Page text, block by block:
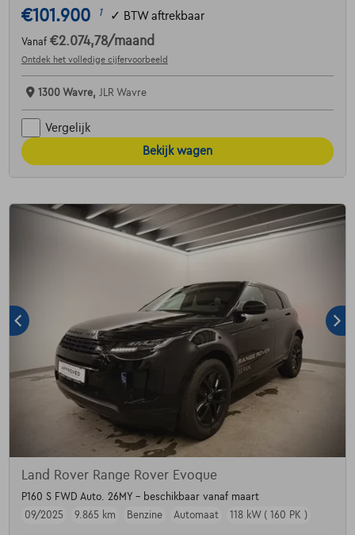
€101.900 1 ✓ BTW aftrekbaar
Vanaf €2.074,78/maand
Ontdek het volledige cijfervoorbeeld
1300 Wavre, JLR Wavre
Vergelijk
Bekijk wagen
Land Rover Range Rover Evoque
P160 S FWD Auto. 26MY - beschikbaar vanaf maart
09/2025
9.865 km Benzine Automaat 118 kW ( 160 PK )